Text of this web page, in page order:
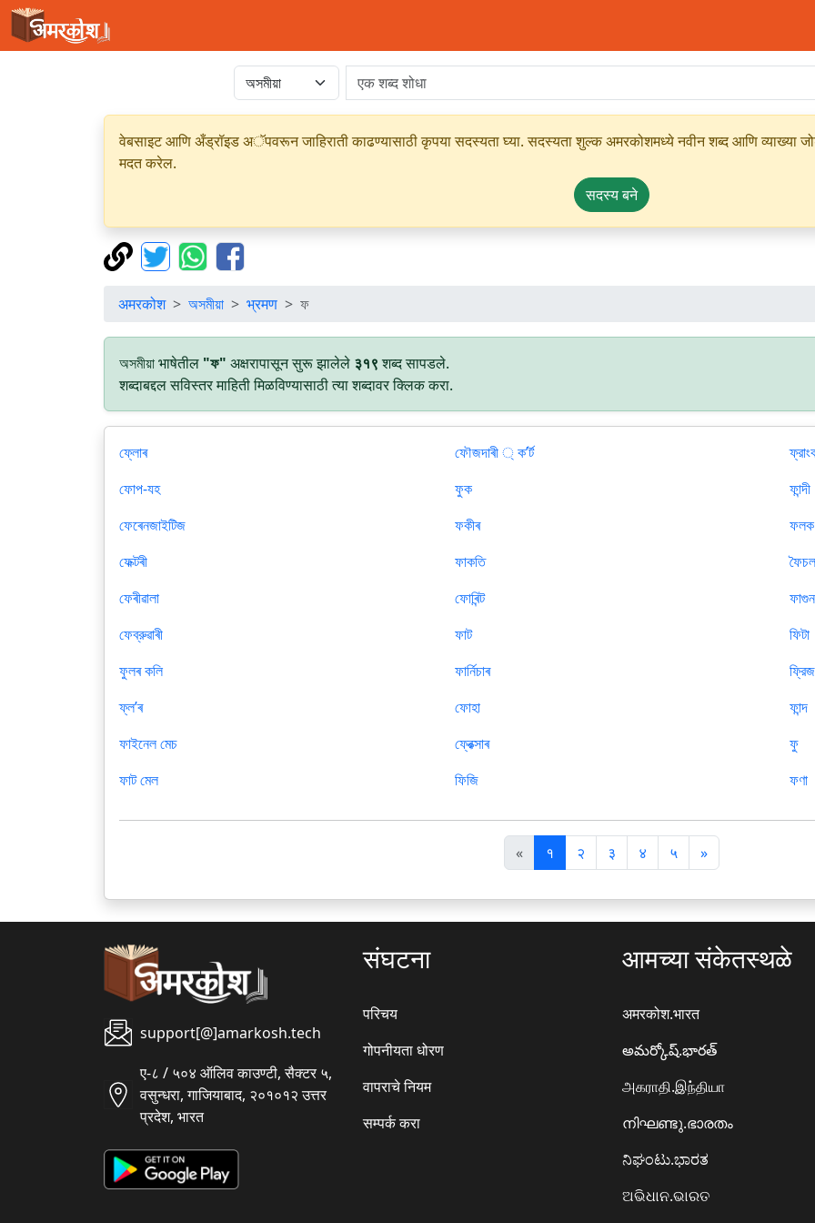
वेबसाइट आणि अँड्रॉइड अॅपवरून जाहिराती काढण्यासाठी कृपया सदस्यता घ्या. सदस्यता शुल्क अमरकोशमध्ये नवीन शब्द आणि व्याख्या
मदत करेल.
सदस्य बने
अमरकोश অসমীয়া भ्रमण ফ
অসমীয়া भाषेतील "ফ" अक्षरापासून सुरू झालेले ३१९शब्द सापडले.
शब्दाबद्दल सविस्तर माहिती मिळविण्यासाठी त्या शब्दावर क्लिक करा.
ফ্লোৰ
ফোপ-যহ
ফেৰেনজাইটিজ
ফেক্টৰী
ফেৰীৱালা
ফেব্রুৱাৰী
ফুলৰ কলি
ফ্লʼৰ
ফাইনেল মেচ
ফাট মেল
ফৌজদাৰী ্ কʼর্ট
ফুক
ফকীৰ
ফাকতি
ফোৰিন্ট
ফাট
ফার্নিচাৰ
ফোহা
ফ্রেক্সাৰ
ফিজি
ফান্দী
ফলক
ফাগুন
ফিটা
ফ্রিজ
ফান্দ
ফু
ফণা
«पि
छ
ला
१ २ ३ ४ ५ »अ
ग
ला
support[@]amarkosh.tech
ए-८ / ५०४ ऑलिव काउण्टी, सैक्टर ५,
वसुन्धरा, गाजियाबाद, २०१०१२ उत्तर
प्रदेश, भारत
संघटना
परिचय
गोपनीयता धोरण
वापराचे नियम
सम्पर्क करा
आमच्या संकेतस्थळे
अमरकोश.भारत
అమర్కోష్.భారత్
அகராதி.இந்தியா
നിഘണ്ടു.ഭാരതം
ನಿಘಂಟು.ಭಾರತ
ଅଭିଧାନ.ଭାରତ